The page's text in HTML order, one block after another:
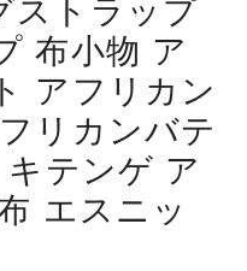
ストラップ
布小物 ア
アフリカン
リカンバテ
テンゲ ア
エスニッ